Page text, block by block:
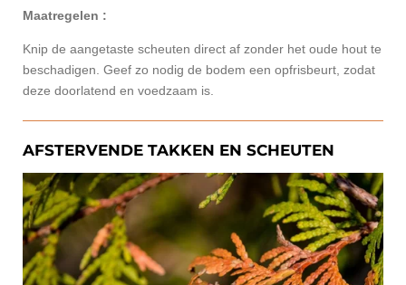
Maatregelen :
Knip de aangetaste scheuten direct af zonder het oude hout te
beschadigen. Geef zo nodig de bodem een opfrisbeurt, zodat
deze doorlatend en voedzaam is.
AFSTERVENDE TAKKEN EN SCHEUTEN